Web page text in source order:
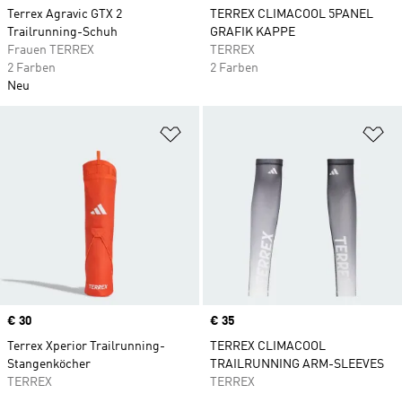
Terrex Agravic GTX 2
Trailrunning-Schuh
Frauen TERREX
2 Farben
Neu
TERREX CLIMACOOL 5PANEL
GRAFIK KAPPE
TERREX
2 Farben
Price
€ 30
Terrex Xperior Trailrunning-
Stangenköcher
TERREX
Price
€ 35
TERREX CLIMACOOL
TRAILRUNNING ARM-SLEEVES
TERREX